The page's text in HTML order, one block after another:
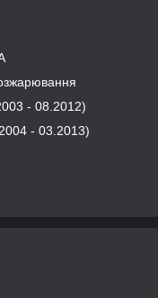
- 08.2012)
- 03.2013)